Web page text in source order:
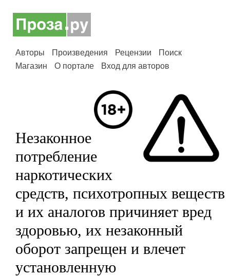
Авторы Произведения Рецензии
Поиск
Магазин
О портале Вход для авторов
Незаконное
потребление
наркотических
средств, психотропных веществ
и их аналогов причиняет вред
здоровью, их незаконный
оборот запрещен и влечет
установленную